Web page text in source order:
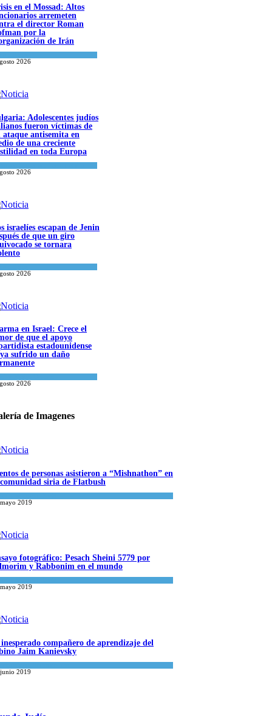
en el Mossad: Altos
arremeten
el director Roman
por la
de Irán
2026
Adolescentes judíos
fueron víctimas de
ataque antisemita en
de una creciente
en toda Europa
2026
israelíes escapan de Jenin
de que un giro
se tornara
2026
en Israel: Crece el
de que el apoyo
estadounidense
sufrido un daño
2026
de Imagenes
de personas asistieron a “Mishnathon” en
siria de Flatbush
2019
fotográfico: Pesach Sheini 5779 por
y Rabbonim en el mundo
2019
compañero de aprendizaje del
Jaim Kanievsky
2019